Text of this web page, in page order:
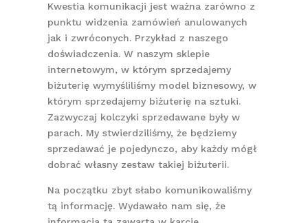
Kwestia komunikacji jest ważna zarówno z
punktu widzenia zamówień anulowanych
jak i zwróconych. Przykład z naszego
doświadczenia. W naszym sklepie
internetowym, w którym sprzedajemy
biżuterię wymyśliliśmy model biznesowy, w
którym sprzedajemy biżuterię na sztuki.
Zazwyczaj kolczyki sprzedawane były w
parach. My stwierdziliśmy, że będziemy
sprzedawać je pojedynczo, aby każdy mógł
dobrać własny zestaw takiej biżuterii.
Na początku zbyt słabo komunikowaliśmy
tą informację. Wydawało nam się, że